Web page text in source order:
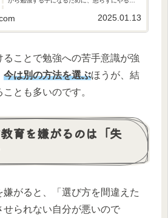
す。この記事を読むと「勉強しなさい」と怒ら
なくて済むようになります。
2025.01.13
ことで勉強への苦手意識が強
今は別の方法を選ぶほうが、結
とも多いのです。
育を嫌がるのは「失
がると、「選び方を間違えた
せられない自分が悪いので